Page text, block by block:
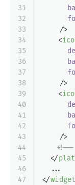
31
32
33
34
35
36
37
38
39
40
41
42
43
44
45
46
47
    />
<
    />
<
    />
<!--
</
  ...
</widget